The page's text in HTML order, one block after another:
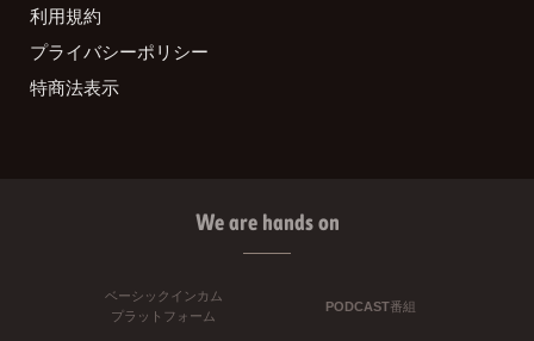
利用規約
プライバシーポリシー
特商法表示
We are hands on
ベーシックインカム
プラットフォーム
PODCAST番組